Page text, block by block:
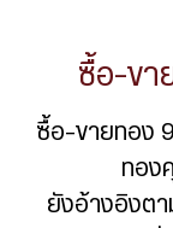
ซื้อ-ขา
ซื้อ-ขายทอง
ทอง
ยังอ้างอิงต